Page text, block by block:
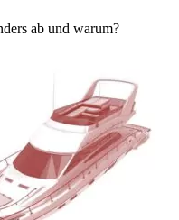
ab und warum?